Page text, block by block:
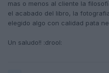
mas o menos al cliente la
el acabado del libro, la
elegido algo con calidad pata
Un saludo!! :drool: